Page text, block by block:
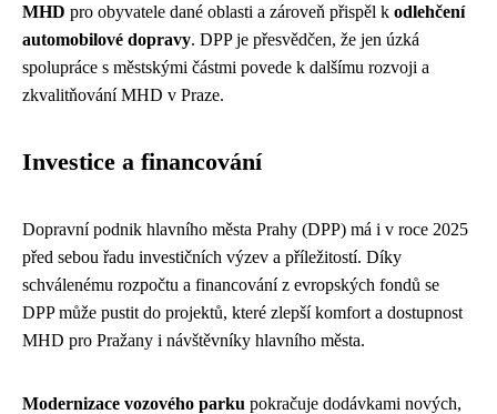
MHD pro obyvatele dané oblasti a zároveň přispěl k odlehčení
automobilové dopravy. DPP je přesvědčen, že jen úzká
spolupráce s městskými částmi povede k dalšímu rozvoji a
zkvalitňování MHD v Praze.
Investice a financování
Dopravní podnik hlavního města Prahy (DPP) má i v roce 2025
před sebou řadu investičních výzev a příležitostí. Díky
schválenému rozpočtu a financování z evropských fondů se
DPP může pustit do projektů, které zlepší komfort a dostupnost
MHD pro Pražany i návštěvníky hlavního města.
Modernizace vozového parku pokračuje dodávkami nových,